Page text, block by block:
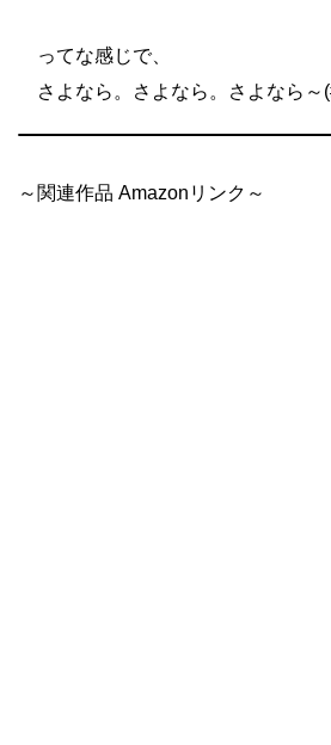
ってな感じで、
さよなら。さよなら。さよなら～
～関連作品 Amazonリンク～